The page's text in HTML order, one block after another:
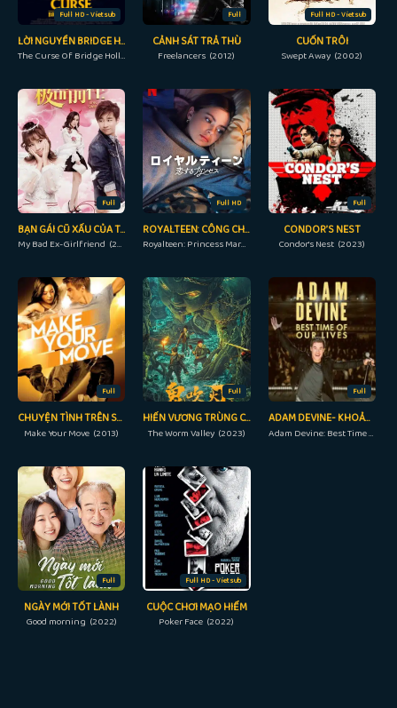
Full HD - Vietsub
LỜI NGUYỀN BRIDGE HOLLOW
The Curse Of Bridge Hollow (2022)
Full
CẢNH SÁT TRẢ THÙ
Freelancers (2012)
Full HD - Vietsub
CUỐN TRÔI
Swept Away (2002)
Full
BẠN GÁI CŨ XẤU CỦA TÔI
My Bad Ex-Girlfriend (2018)
Full HD
ROYALTEEN: CÔNG CHÚA MARGRETHE
Royalteen: Princess Margrethe (2023)
Full
CONDOR’S NEST
Condor's Nest (2023)
Full
CHUYỆN TÌNH TRÊN SÀN NHẢY
Make Your Move (2013)
Full
HIẾN VƯƠNG TRÙNG CỐC
The Worm Valley (2023)
Full
ADAM DEVINE- KHOẢNH KHẮC TUYỆT VỜI NHẤT
Adam Devine: Best Time of Our Lives (2019)
Full
NGÀY MỚI TỐT LÀNH
Good morning (2022)
Full HD - Vietsub
CUỘC CHƠI MẠO HIỂM
Poker Face (2022)